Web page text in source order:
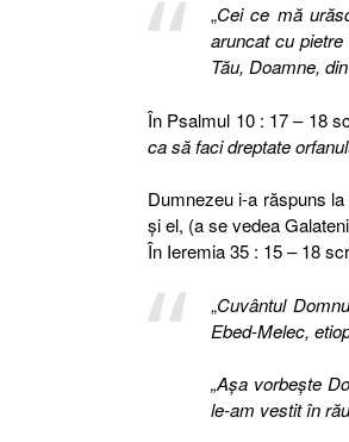
„Cei ce mă
aruncat cu
Tău, Doamne,
În Psalmul 10 : 17 – 18
ca să faci dreptate
Dumnezeu i-a răspuns
şi el, (a se vedea
În Ieremia 35 : 15 – 18
„Cuvântul
Ebed-Melec,
„Aşa vorbeşte
le-am vestit în